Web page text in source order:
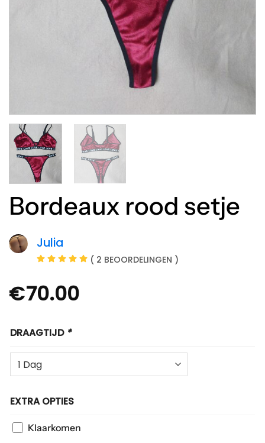
Bordeaux rood setje
Julia
( 2 BEOORDELINGEN )
€70.00
DRAAGTIJD *
EXTRA OPTIES
Klaarkomen